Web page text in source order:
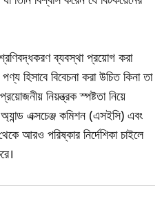
ব্যবস্থা প্রয়োগ করা
পণ্য হিসাবে বিবেচনা করা উচিত কিনা তা
নিয়ন্ত্রক স্পষ্টতা নিয়ে
এক্সচেঞ্জ কমিশন (এসইসি) এবং
আরও পরিষ্কার নির্দেশিকা চাইলে